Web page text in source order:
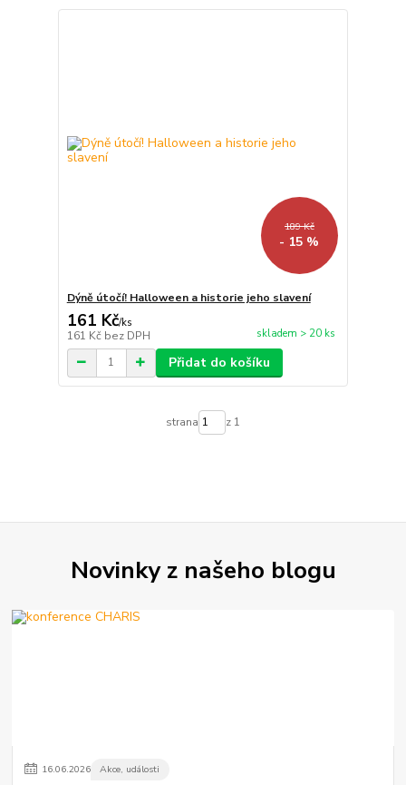
189 Kč
- 15 %
Dýně útočí! Halloween a historie jeho slavení
161 Kč/ks
161 Kč bez DPH skladem > 20 ks
Přidat do košíku
strana z 1
Novinky z našeho blogu
16.06.2026 Akce, události